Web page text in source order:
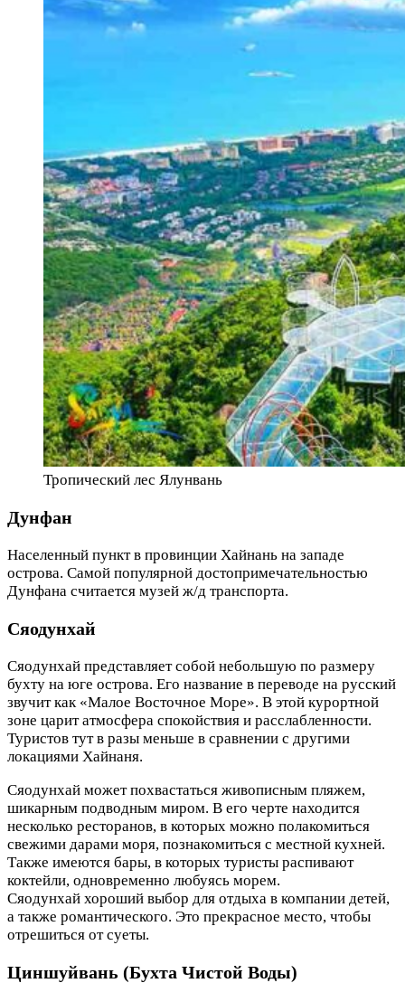
Тропический лес Ялунвань
Дунфан
Населенный пункт в провинции Хайнань на западе
острова. Самой популярной достопримечательностью
Дунфана считается музей ж/д транспорта.
Сяодунхай
Сяодунхай представляет собой небольшую по размеру
бухту на юге острова. Его название в переводе на русский
звучит как «Малое Восточное Море». В этой курортной
зоне царит атмосфера спокойствия и расслабленности.
Туристов тут в разы меньше в сравнении с другими
локациями Хайнаня.
Сяодунхай может похвастаться живописным пляжем,
шикарным подводным миром. В его черте находится
несколько ресторанов, в которых можно полакомиться
свежими дарами моря, познакомиться с местной кухней.
Также имеются бары, в которых туристы распивают
коктейли, одновременно любуясь морем.
Сяодунхай хороший выбор для отдыха в компании детей,
а также романтического. Это прекрасное место, чтобы
отрешиться от суеты.
Циншуйвань (Бухта Чистой Воды)